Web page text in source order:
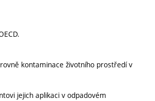
kontaminace životního prostředí v
jejich aplikaci v odpadovém